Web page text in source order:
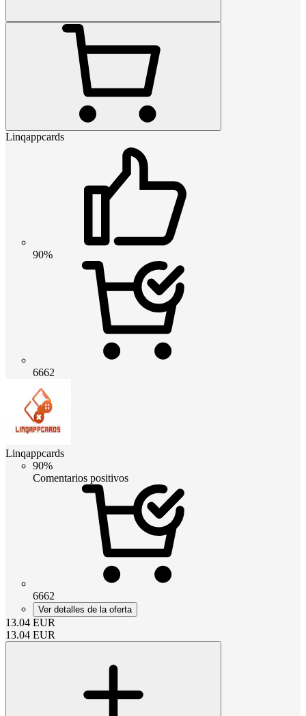
Linqappcards
90%
6662
Linqappcards
90%
Comentarios positivos
6662
Ver detalles de la oferta
13.04 EUR
13.04 EUR